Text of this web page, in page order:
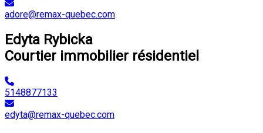
adore@remax-quebec.com
Edyta Rybicka
Courtier immobilier résidentiel
5148877133
edyta@remax-quebec.com